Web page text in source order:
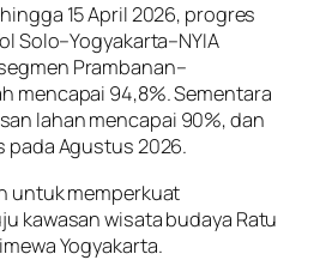
15 April 2026, progres
Solo–Yogyakarta–NYIA
Prambanan–
mencapai 94,8%. Sementara
lahan mencapai 90%, dan
Agustus 2026.
untuk memperkuat
kawasan wisata budaya Ratu
Yogyakarta.